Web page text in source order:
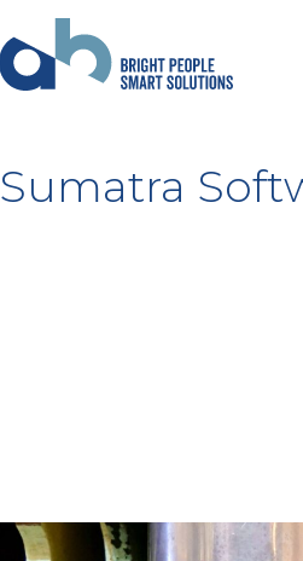
Sumatra